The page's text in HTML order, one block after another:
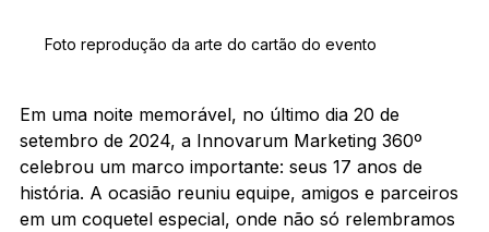
Foto reprodução da arte do cartão do evento
Em uma noite memorável, no último dia 20 de
setembro de 2024, a Innovarum Marketing 360º
celebrou um marco importante: seus 17 anos de
história. A ocasião reuniu equipe, amigos e parceiros
em um coquetel especial, onde não só relembramos